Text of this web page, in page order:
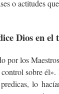
o actitudes
Dios en el
por los
sobre
lo